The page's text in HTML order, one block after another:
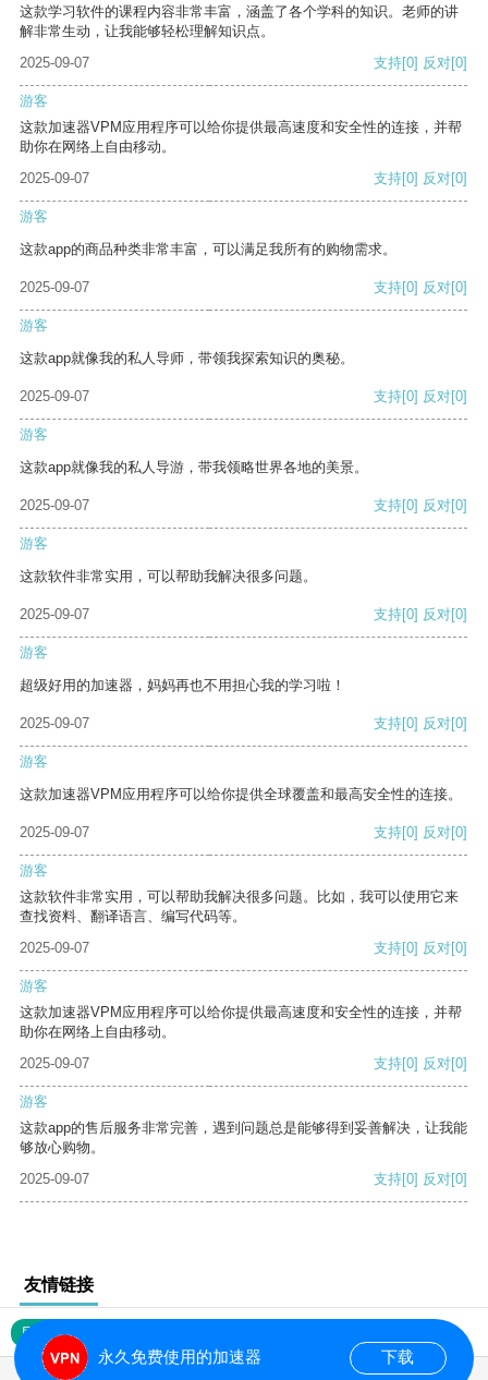
这款学习软件的课程内容非常丰富，涵盖了各个学科的知识。老师的讲
解非常生动，让我能够轻松理解知识点。
2025-09-07
支持[0] 反对[0]
游客
这款加速器VPM应用程序可以给你提供最高速度和安全性的连接，并帮
助你在网络上自由移动。
2025-09-07
支持[0] 反对[0]
游客
这款app的商品种类非常丰富，可以满足我所有的购物需求。
2025-09-07 支持[0] 反对[0]
游客
这款app就像我的私人导师，带领我探索知识的奥秘。
2025-09-07 支持[0] 反对[0]
游客
这款app就像我的私人导游，带我领略世界各地的美景。
2025-09-07 支持[0] 反对[0]
游客
这款软件非常实用，可以帮助我解决很多问题。
2025-09-07 支持[0] 反对[0]
游客
超级好用的加速器，妈妈再也不用担心我的学习啦！
2025-09-07 支持[0] 反对[0]
游客
这款加速器VPM应用程序可以给你提供全球覆盖和最高安全性的连接。
2025-09-07 支持[0] 反对[0]
游客
这款软件非常实用，可以帮助我解决很多问题。比如，我可以使用它来
查找资料、翻译语言、编写代码等。
2025-09-07
支持[0] 反对[0]
游客
这款加速器VPM应用程序可以给你提供最高速度和安全性的连接，并帮
助你在网络上自由移动。
2025-09-07
支持[0] 反对[0]
游客
这款app的售后服务非常完善，遇到问题总是能够得到妥善解决，让我能
够放心购物。
2025-09-07
支持[0] 反对[0]
友情链接
网站地图
永久免费使用的加速器 下载